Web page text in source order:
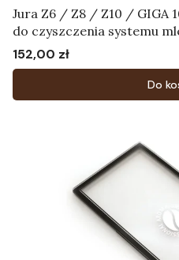
Jura Z6 / Z8 / Z10 / GIGA
do czyszczenia systemu
Cena
152,00 zł
Do